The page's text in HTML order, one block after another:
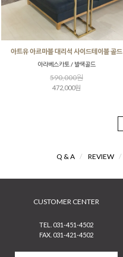
아트유 아르마블 대리석 사이드테이블 골드
아라베스카토 / 발색골드
590,000원
472,000원
Q & A / REVIEW /
CUSTOMER CENTER
TEL. 031-451-4502
FAX. 031-421-4502